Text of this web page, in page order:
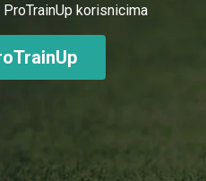
ProTrainUp korisnicima